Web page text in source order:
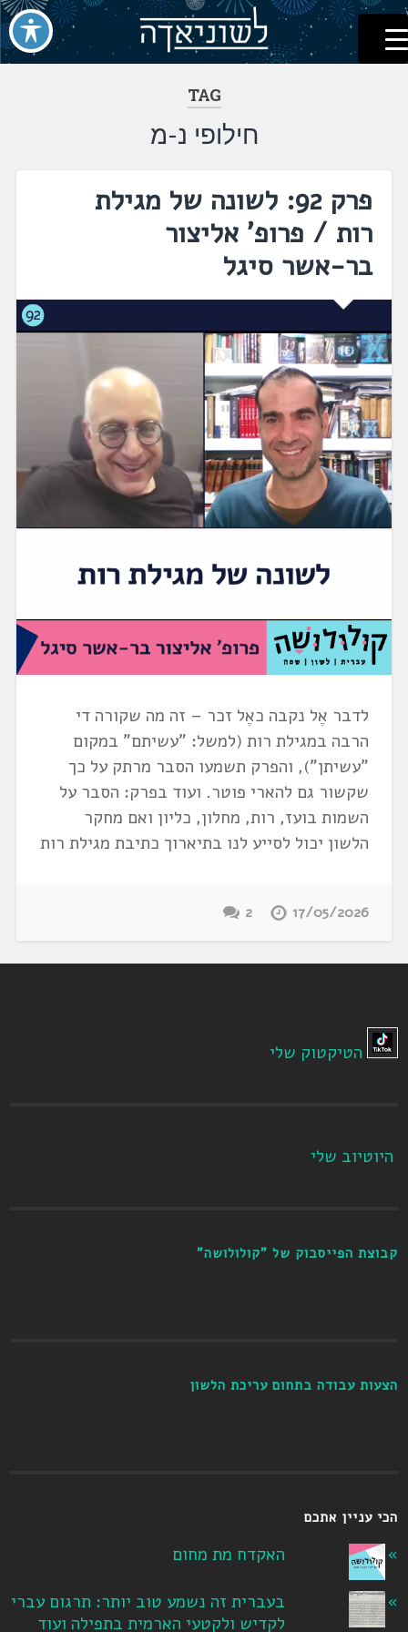
דלג
לתוכן
לשוניאדה
עברית. לשון. שפה
TAG
חילופי נ-מ
פרק 92: לשונה של מגילת
רות / פרופ' אליצור
בר-אשר סיגל
לדבר אֶל נקבה כאֶל זכר – זה מה שקורה די
הרבה במגילת רות (למשל: "עשיתם" במקום
"עשיתן"), והפרק תשמעו הסבר מרתק על כך
שקשור גם להארי פוטר. ועוד בפרק: הסבר על
השמות בועז, רות, מחלון, כליון ואם מחקר
הלשון יכול לסייע לנו בתיארוך כתיבת מגילת רות
17/05/2026
2
הטיקטוק שלי
היוטיוב שלי
קבוצת הפייסבוק של "קולולושה"
הצעות עבודה בתחום עריכת הלשון
הכי עניין אתכם
האקדח מת מחום
בעברית זה נשמע טוב יותר: תרגום עברי
לקדיש ולקטעי הארמית בתפילה ועוד